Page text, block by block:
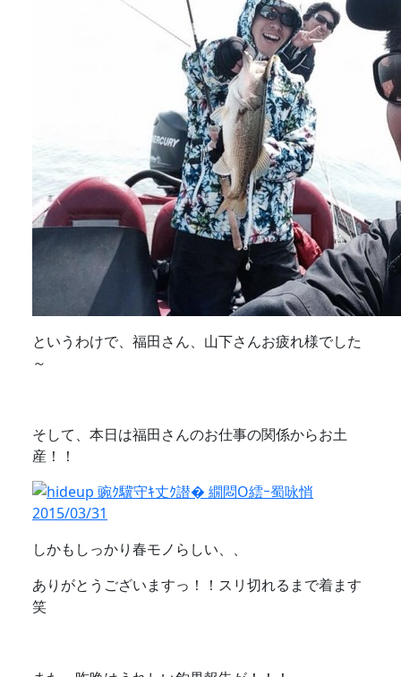
というわけで、福田さん、山下さんお疲れ様でした
～
そして、本日は福田さんのお仕事の関係からお土
産！！
しかもしっかり春モノらしい、、
ありがとうございますっ！！スリ切れるまで着ます
笑